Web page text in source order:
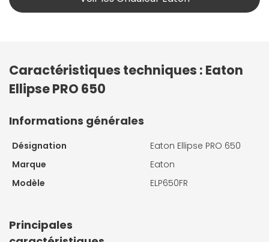
Caractéristiques techniques : Eaton
Ellipse PRO 650
Informations générales
Désignation
Eaton Ellipse PRO 650
Marque
Eaton
Modèle
ELP650FR
Principales